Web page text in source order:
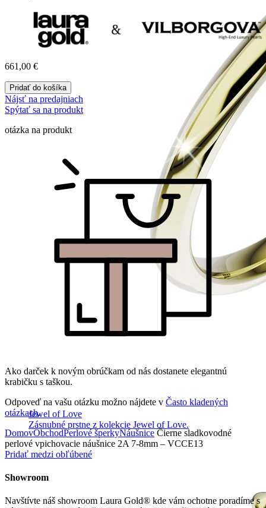
Jewel of Love
Zásnubné prstne z kolekcie Jewel of Love.
661,00 €
Pridať do košíka
Nájsť na predajniach
Spýtať sa na produkt
otázka na produkt
Ako darček k novým obrúčkam od nás dostanete elegantnú
krabičku s taškou.
Odpoveď na vašu otázku možno nájdete v Často kladených
otázkach.
DomovObchodPerlové šperkyNáušnice Čierne sladkovodné
perlové vpichovacie náušnice 2A 7-8mm – VCCE13
Pridať medzi obľúbené
Showroom
Navštívte náš showroom Laura Gold® kde vám ochotne poradíme s